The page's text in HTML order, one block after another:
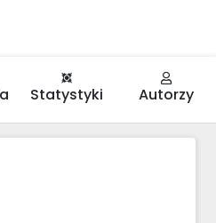
Statystyki Autorzy